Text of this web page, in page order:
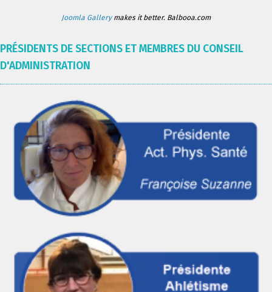
Joomla Gallerymakes it better. Balbooa.com
PRÉSIDENTS DE SECTIONS ET MEMBRES DU CONSEIL
D'ADMINISTRATION